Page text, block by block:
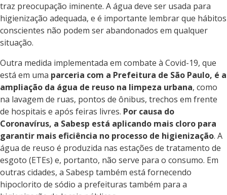
traz preocupação iminente. A água deve ser usada para
higienização adequada, e é importante lembrar que hábitos
conscientes não podem ser abandonados em qualquer
situação.
Outra medida implementada em combate à Covid-19, que
está em uma parceria com a Prefeitura de São Paulo, é a
ampliação da água de reuso na limpeza urbana, como
na lavagem de ruas, pontos de ônibus, trechos em frente
de hospitais e após feiras livres. Por causa do
Coronavírus, a Sabesp está aplicando mais cloro para
garantir mais eficiência no processo de higienização. A
água de reuso é produzida nas estações de tratamento de
esgoto (ETEs) e, portanto, não serve para o consumo. Em
outras cidades, a Sabesp também está fornecendo
hipoclorito de sódio a prefeituras também para a